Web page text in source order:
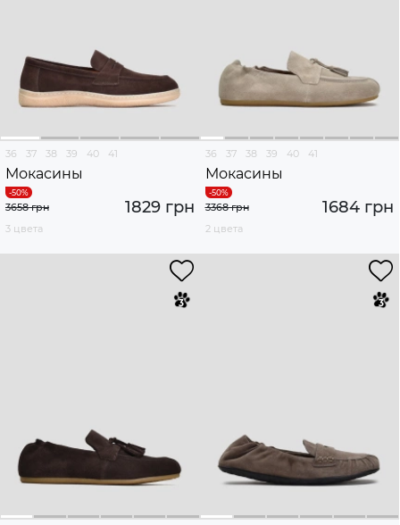
36 37 38 39 40 41
Мокасины
1829 грн
3658 грн
3 цвета
36 37 38 39 40 41
Мокасины
1684 грн
3368 грн
2 цвета